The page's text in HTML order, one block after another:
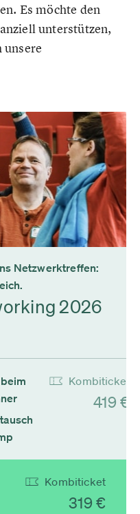
Es möchte den
unterstützen,
unsere
Netzwerktreffen:
2026
Kombiticket
419 €
Kombiticket
319 €